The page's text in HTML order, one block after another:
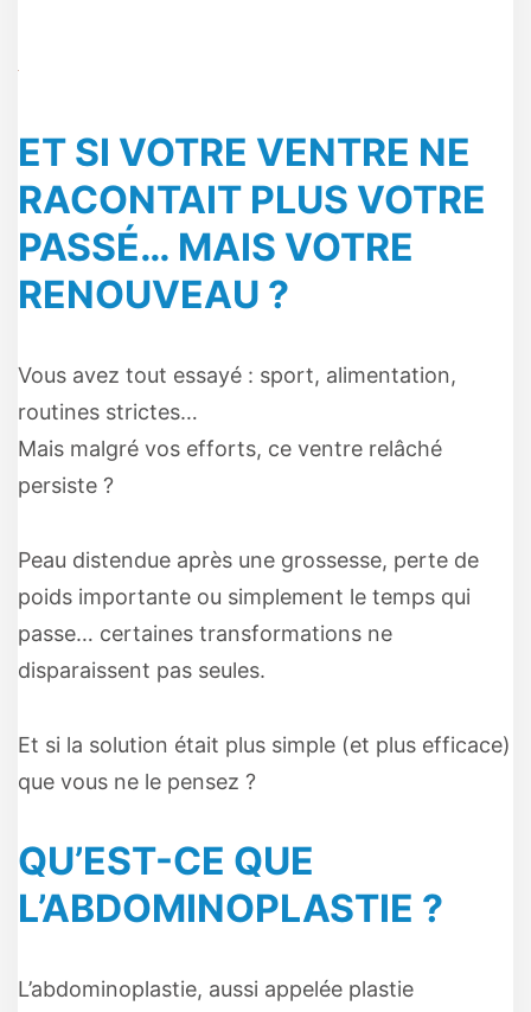
ET SI VOTRE VENTRE NE
RACONTAIT PLUS VOTRE
PASSÉ… MAIS VOTRE
RENOUVEAU ?
Vous avez tout essayé : sport, alimentation,
routines strictes…
Mais malgré vos efforts, ce ventre relâché
persiste ?
Peau distendue après une grossesse, perte de
poids importante ou simplement le temps qui
passe… certaines transformations ne
disparaissent pas seules.
Et si la solution était plus simple (et plus efficace)
que vous ne le pensez ?
QU’EST-CE QUE
L’ABDOMINOPLASTIE ?
L’abdominoplastie, aussi appelée plastie